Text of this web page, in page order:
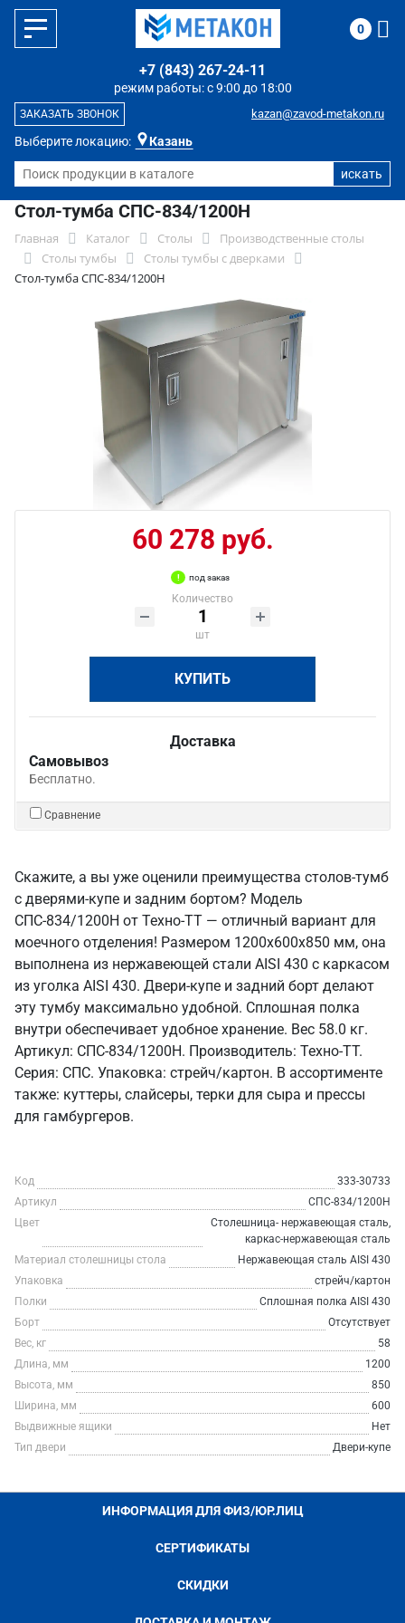
Выберите локацию: Казань
режим работы: с 9:00 до 18:00
+7 (843) 267-24-11
kazan@zavod-metakon.ru
ЗАКАЗАТЬ ЗВОНОК
0
Стол-тумба СПС-834/1200Н
Главная Каталог Столы
Производственные столы
Столы тумбы
Столы тумбы с дверками
Стол-тумба СПС-834/1200Н
60 278 руб.
под заказ
Количество
шт
КУПИТЬ
Доставка
Самовывоз
Бесплатно.
Сравнение
Скажите, а вы уже оценили преимущества столов-тумб
с дверями-купе и задним бортом? Модель
СПС-834/1200Н от Техно-ТТ — отличный вариант для
моечного отделения! Размером 1200x600x850 мм, она
выполнена из нержавеющей стали AISI 430 с каркасом
из уголка AISI 430. Двери-купе и задний борт делают
эту тумбу максимально удобной. Сплошная полка
внутри обеспечивает удобное хранение. Вес 58.0 кг.
Артикул: СПС-834/1200Н. Производитель: Техно-ТТ.
Серия: СПС. Упаковка: стрейч/картон. В ассортименте
также: куттеры, слайсеры, терки для сыра и прессы
для гамбургеров.
Код
333-30733
Артикул
СПС-834/1200Н
Цвет
Столешница- нержавеющая сталь,
каркас-нержавеющая сталь
Материал столешницы стола
Нержавеющая сталь AISI 430
Упаковка
стрейч/картон
Полки
Сплошная полка AISI 430
Борт
Отсутствует
Вес, кг
58
Длина, мм
1200
Высота, мм
850
Ширина, мм
600
Выдвижные ящики
Нет
Тип двери
Двери-купе
ИНФОРМАЦИЯ ДЛЯ ФИЗ/ЮР.ЛИЦ
СЕРТИФИКАТЫ
СКИДКИ